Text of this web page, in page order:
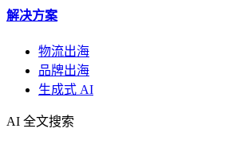
解决方案
物流出海
品牌出海
生成式 AI
AI 全文搜索